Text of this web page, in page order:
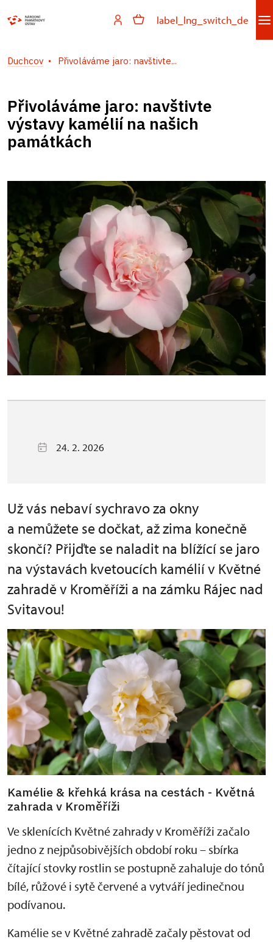
label_lng_switch_de
Duchcov Přivoláváme jaro: navštivte...
Přivoláváme jaro: navštivte
výstavy kamélií na našich
památkách
24. 2. 2026
Už vás nebaví sychravo za okny
a nemůžete se dočkat, až zima konečně
skončí? Přijďte se naladit na blížící se jaro
na výstavách kvetoucích kamélií v Květné
zahradě v Kroměříži a na zámku Rájec nad
Svitavou!
Kamélie & křehká krása na cestách - Květná
zahrada v Kroměříži
Ve sklenících Květné zahrady v Kroměříži začalo
jedno z nejpůsobivějších období roku – sbírka
čítající stovky rostlin se postupně zahaluje do tónů
bílé, růžové i sytě červené a vytváří jedinečnou
podívanou.
Kamélie se v Květné zahradě začaly pěstovat od